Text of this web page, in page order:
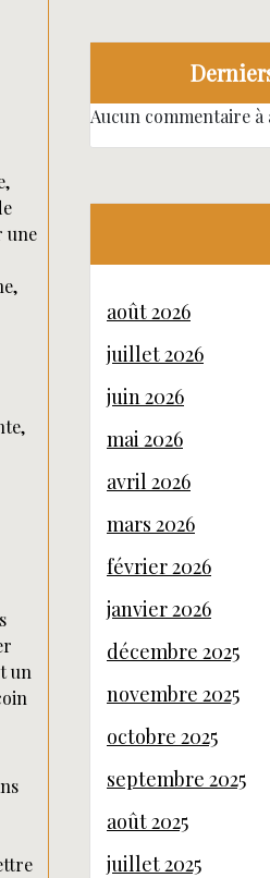
une
un
Aucun commentaire à
août 2026
juillet 2026
juin 2026
mai 2026
avril 2026
mars 2026
février 2026
janvier 2026
décembre 2025
novembre 2025
octobre 2025
septembre 2025
août 2025
juillet 2025